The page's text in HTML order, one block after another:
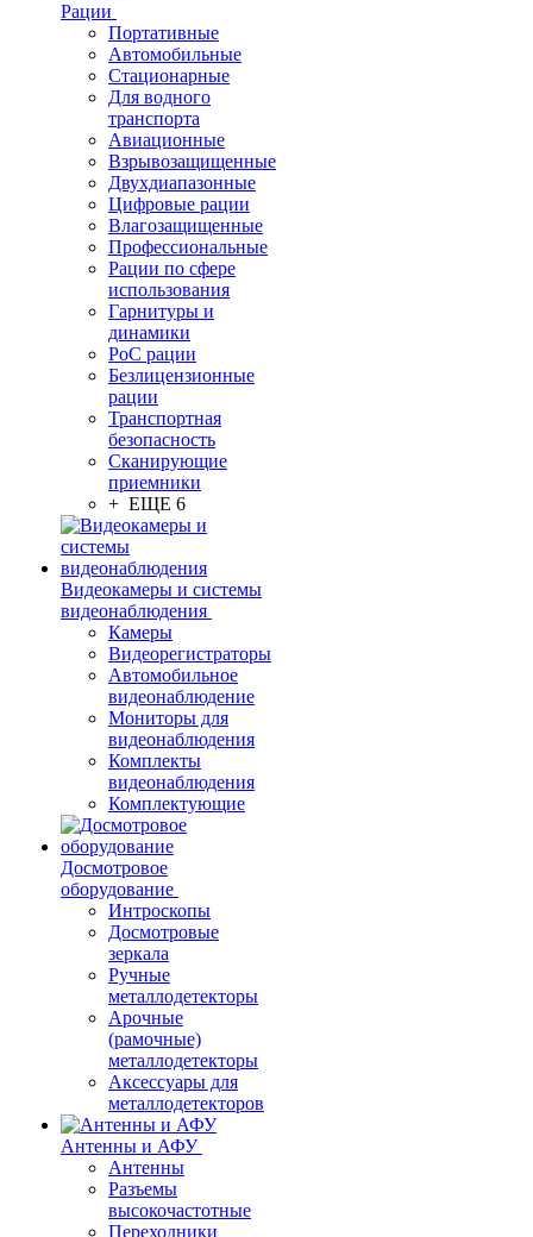
Рации
Портативные
Автомобильные
Стационарные
Для водного
транспорта
Авиационные
Взрывозащищенные
Двухдиапазонные
Цифровые рации
Влагозащищенные
Профессиональные
Рации по сфере
использования
Гарнитуры и
динамики
PoC рации
Безлицензионные
рации
Транспортная
безопасность
Сканирующие
приемники
+ ЕЩЕ 6
Видеокамеры и системы
видеонаблюдения
Камеры
Видеорегистраторы
Автомобильное
видеонаблюдение
Мониторы для
видеонаблюдения
Комплекты
видеонаблюдения
Комплектующие
Досмотровое
оборудование
Интроскопы
Досмотровые
зеркала
Ручные
металлодетекторы
Арочные
(рамочные)
металлодетекторы
Аксессуары для
металлодетекторов
Антенны и АФУ
Антенны
Разъемы
высокочастотные
Переходники